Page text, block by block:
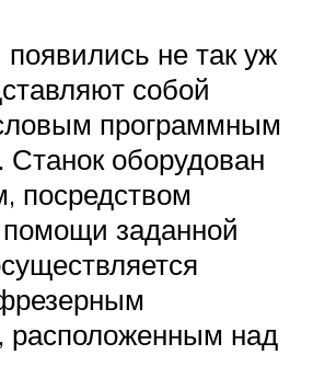
появились не так уж
собой
программным
Станок оборудован
посредством
помощи заданной
расположенным над